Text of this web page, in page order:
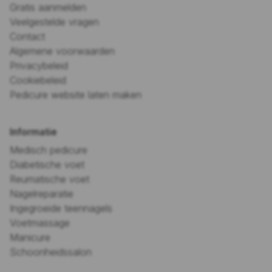
Gratis aanmelden
Veelgestelde vragen
Contact
Algemene voorwaarden
Privacybeleid
Cookiebeleid
Pedicure website laten maken
Informatie
Medisch pedicure
Diabetische voet
Reumatische voet
Nagelreparatie
Ingegroeide teennagels
Voetmassage
Manicure
Schoonheidssalon